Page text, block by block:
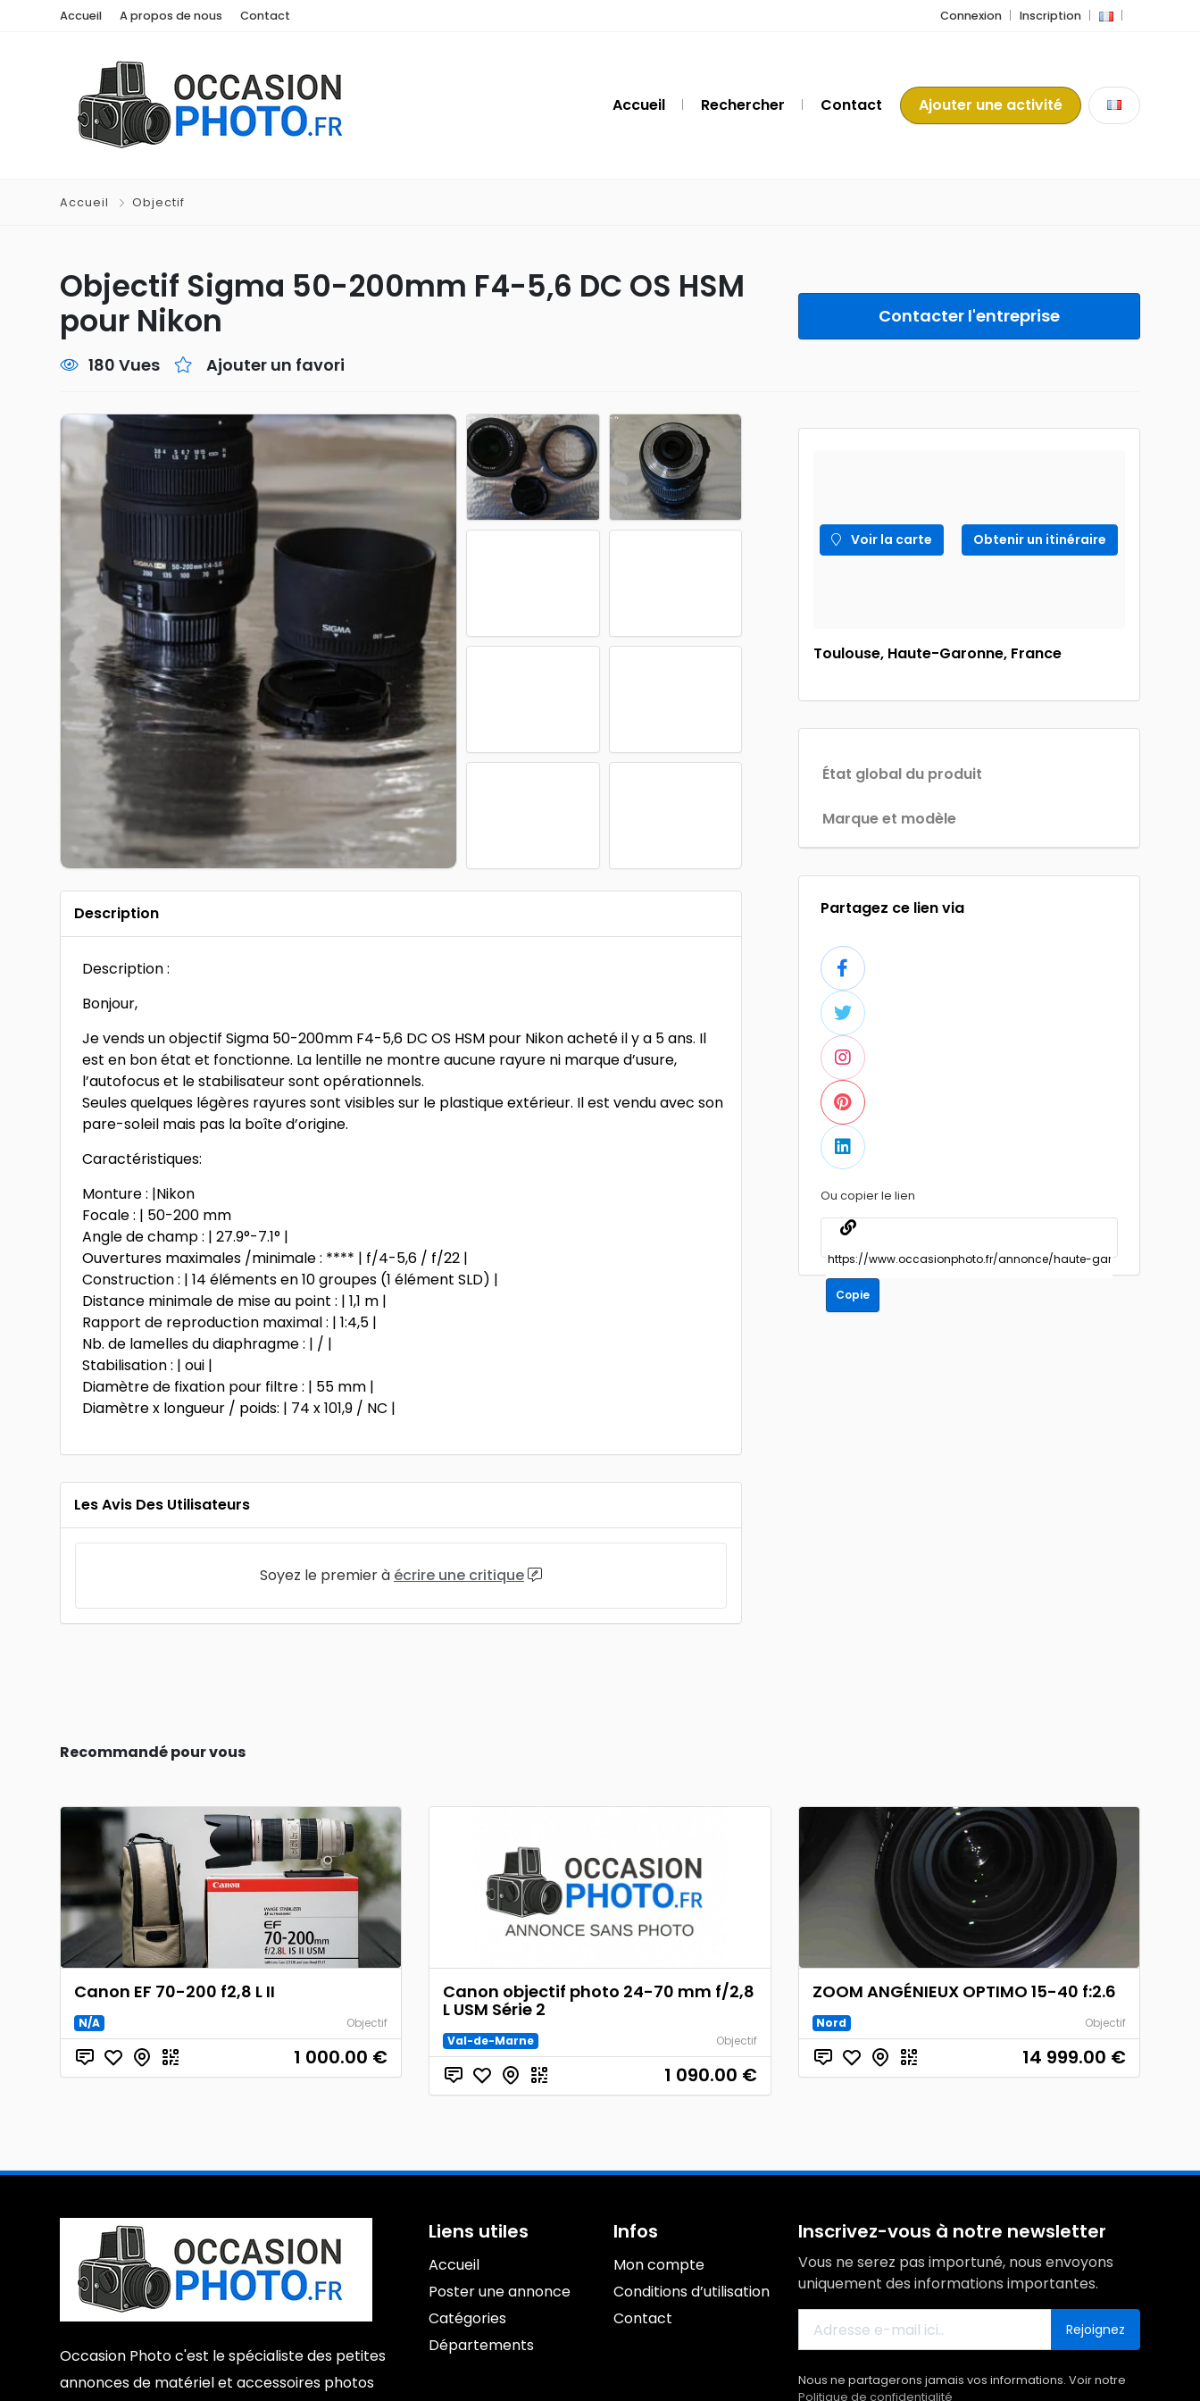
Accueil A propos de nous Contact Connexion Inscription
Accueil Rechercher Contact Ajouter une activité
Accueil Objectif
Objectif Sigma 50-200mm F4-5,6 DC OS HSM
pour Nikon
180 Vues Ajouter un favori
Contacter l'entreprise
Voir la carte Obtenir un itinéraire
Toulouse, Haute-Garonne, France
État global du produit
Marque et modèle
Partagez ce lien via
Ou copier le lien
Copie
Description
Description :
Bonjour,
Je vends un objectif Sigma 50-200mm F4-5,6 DC OS HSM pour Nikon acheté il y a 5 ans. Il
est en bon état et fonctionne. La lentille ne montre aucune rayure ni marque d’usure,
l’autofocus et le stabilisateur sont opérationnels.
Seules quelques légères rayures sont visibles sur le plastique extérieur. Il est vendu avec son
pare-soleil mais pas la boîte d’origine.
Caractéristiques:
Monture : |Nikon
Focale : | 50-200 mm
Angle de champ : | 27.9°-7.1° |
Ouvertures maximales /minimale : **** | f/4-5,6 / f/22 |
Construction : | 14 éléments en 10 groupes (1 élément SLD) |
Distance minimale de mise au point : | 1,1 m |
Rapport de reproduction maximal : | 1:4,5 |
Nb. de lamelles du diaphragme : | / |
Stabilisation : | oui |
Diamètre de fixation pour filtre : | 55 mm |
Diamètre x longueur / poids: | 74 x 101,9 / NC |
Les Avis Des Utilisateurs
Soyez le premier à écrire une critique
Recommandé pour vous
Canon EF 70-200 f2,8 L II
N/A Objectif
1 000.00 €
Canon objectif photo 24-70 mm f/2,8
L USM Série 2
Val-de-Marne Objectif
1 090.00 €
ZOOM ANGÉNIEUX OPTIMO 15-40 f:2.6
Nord Objectif
14 999.00 €
Occasion Photo c'est le spécialiste des petites
annonces de matériel et accessoires photos
Liens utiles
Accueil
Poster une annonce
Catégories
Départements
Infos
Mon compte
Conditions d’utilisation
Contact
Inscrivez-vous à notre newsletter
Vous ne serez pas importuné, nous envoyons
uniquement des informations importantes.
Rejoignez
Nous ne partagerons jamais vos informations. Voir notre
Politique de confidentialité